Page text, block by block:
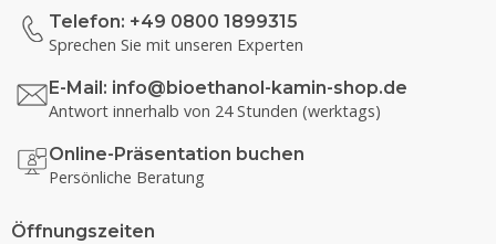
Telefon: +49 0800 1899315
Sprechen Sie mit unseren Experten
E-Mail: info@bioethanol-kamin-shop.de
Antwort innerhalb von 24 Stunden (werktags)
Online-Präsentation buchen
Persönliche Beratung
Öffnungszeiten